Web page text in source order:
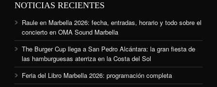
NOTICIAS RECIENTES
Raule en Marbella 2026: fecha, entradas, horario y todo sobre el
concierto en OMA Sound Marbella
The Burger Cup llega a San Pedro Alcántara: la gran fiesta de
las hamburguesas aterriza en la Costa del Sol
Feria del Libro Marbella 2026: programación completa